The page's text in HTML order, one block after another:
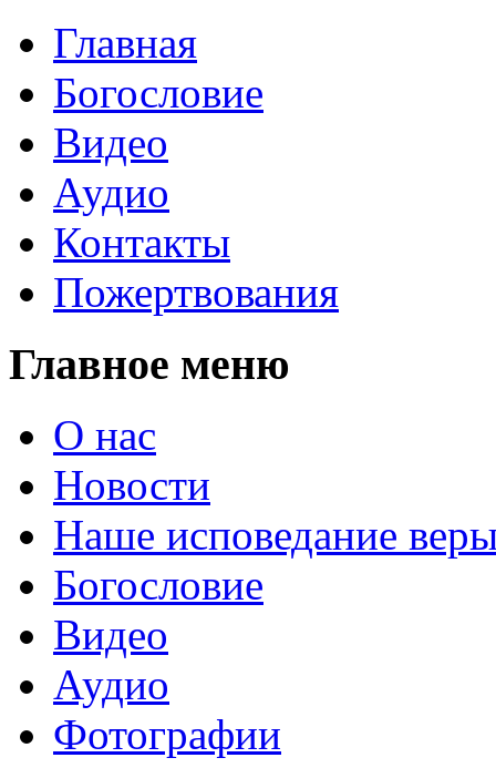
Главная
Богословие
Видео
Аудио
Контакты
Пожертвования
Главное меню
О нас
Новости
Наше исповедание
Богословие
Видео
Аудио
Фотографии